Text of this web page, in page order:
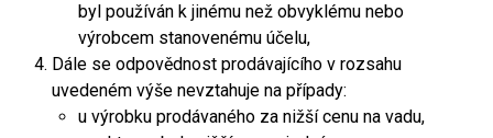
byl používán k jinému než obvyklému nebo
výrobcem stanovenému účelu,
Dále se odpovědnost prodávajícího v rozsahu
uvedeném výše nevztahuje na případy:
u výrobku prodávaného za nižší cenu na vadu,